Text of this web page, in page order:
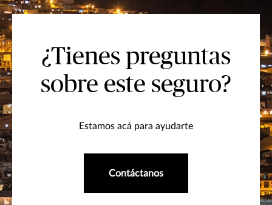
¿Tienes preguntas
sobre este seguro?
Estamos acá para ayudarte
Contáctanos